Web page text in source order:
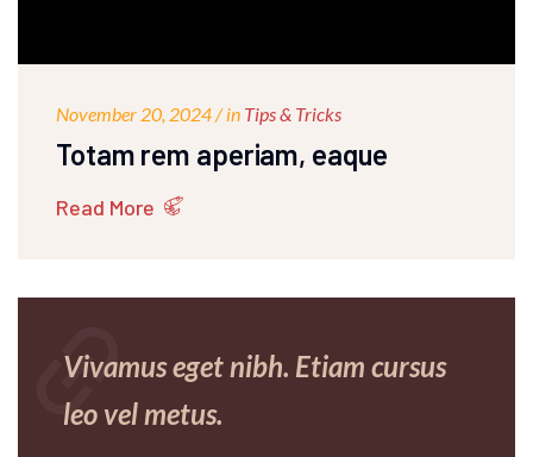
November 20, 2024 / in Tips & Tricks
Totam rem aperiam, eaque
Read More
Vivamus eget nibh. Etiam cursus
leo vel metus.